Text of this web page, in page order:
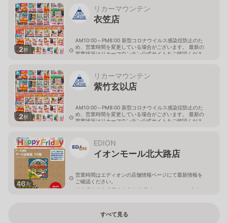
2枚
リカーマウンテン
衣笠店
AM10:00～PM8:00 新型コロナウイルス感染症防止のた
め、営業時間を変更している場合がございます。 最新の
営業状況はリカーマウンテン公式サイトをご確認くださ
2枚
リカーマウンテン
紫竹玄以店
AM10:00～PM8:00 新型コロナウイルス感染症防止のた
め、営業時間を変更している場合がございます。 最新の
営業状況はリカーマウンテン公式サイトをご確認くださ
46枚
EDION
イオンモール北大路店
営業時間はエディオンの店舗情報ページにて最新情報を
ご確認ください。
京都府京都市北区小山北上総町49-1 イオンモール北大
すべて見る